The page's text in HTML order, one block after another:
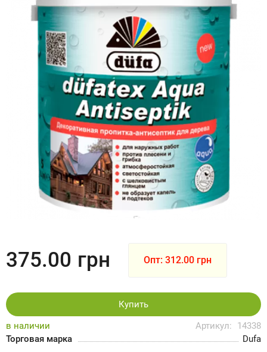
в наличии Артикул:
14338
Торговая марка
Dufa
375.00 грн Опт: 312.00 грн
Купить